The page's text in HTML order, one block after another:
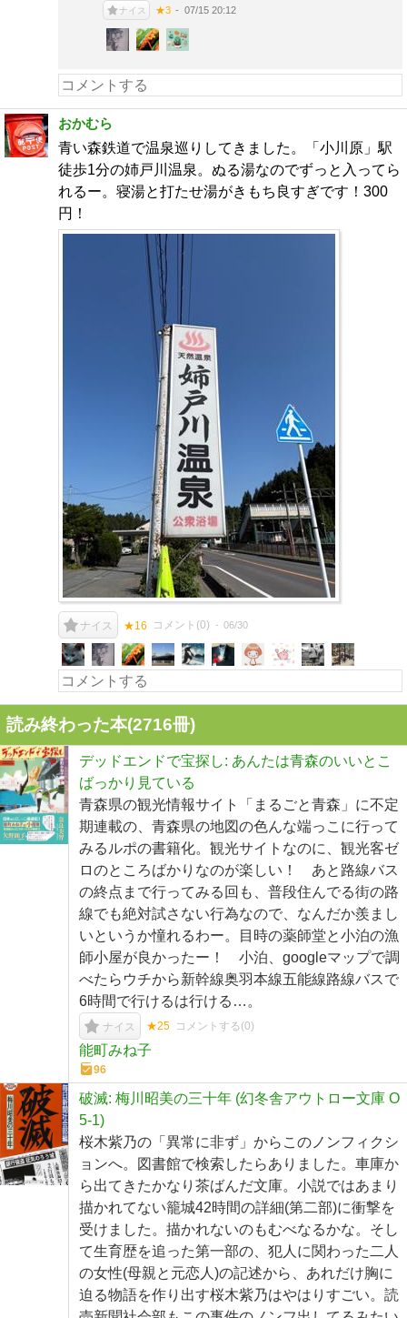
ナイス ★3 07/15 20:12
おかむら
青い森鉄道で温泉巡りしてきました。「小川原」駅
徒歩1分の姉戸川温泉。ぬる湯なのでずっと入ってら
れるー。寝湯と打たせ湯がきもち良すぎです！300
円！
ナイス ★16 コメント(0) 06/30
読み終わった本(2716冊)
デッドエンドで宝探し: あんたは青森のいいとこ
ばっかり見ている
青森県の観光情報サイト「まるごと青森」に不定
期連載の、青森県の地図の色んな端っこに行って
みるルポの書籍化。観光サイトなのに、観光客ゼ
ロのところばかりなのが楽しい！ あと路線バス
の終点まで行ってみる回も、普段住んでる街の路
線でも絶対試さない行為なので、なんだか羨まし
いというか憧れるわー。目時の薬師堂と小泊の漁
師小屋が良かったー！ 小泊、googleマップで調
べたらウチから新幹線奥羽本線五能線路線バスで
6時間で行けるは行ける…。
ナイス ★25 コメントする(0)
能町みね子
96
破滅: 梅川昭美の三十年 (幻冬舎アウトロー文庫 O
5-1)
桜木紫乃の「異常に非ず」からこのノンフィクシ
ョンへ。図書館で検索したらありました。車庫か
ら出てきたかなり茶ばんだ文庫。小説ではあまり
描かれてない籠城42時間の詳細(第二部)に衝撃を
受けました。描かれないのもむべなるかな。そし
て生育歴を追った第一部の、犯人に関わった二人
の女性(母親と元恋人)の記述から、あれだけ胸に
迫る物語を作り出す桜木紫乃はやはりすごい。読